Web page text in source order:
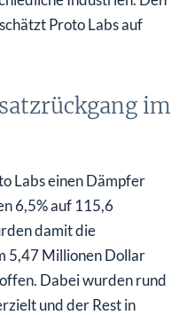
Proto Labs auf
im
Labs einen Dämpfer
6,5% auf 115,6
damit die
5,47 Millionen Dollar
Dabei wurden rund
und der Rest in